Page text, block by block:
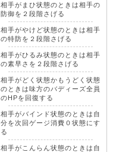
相手がまひ状態のときは相手の
防御を２段階さげる
相手がやけど状態のときは相手
の特防を２段階さげる
相手がひるみ状態のときは相手
の素早さを２段階さげる
相手がどく状態かもうどく状態
のときは味方のバディーズ全員
のHPを回復する
相手がバインド状態のときは自
分を次回ゲージ消費０状態にす
る
相手がこんらん状態のときは自